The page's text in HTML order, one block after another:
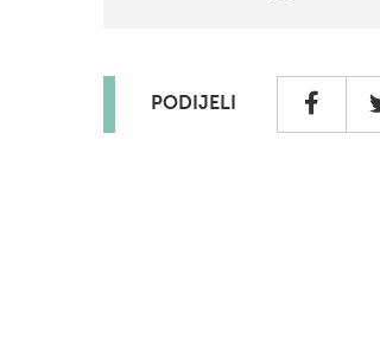
PODIJELI